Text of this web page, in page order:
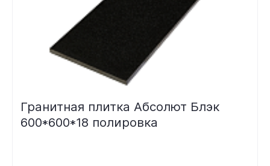
Гранитная плитка Абсолют Блэк
600*600*18 полировка